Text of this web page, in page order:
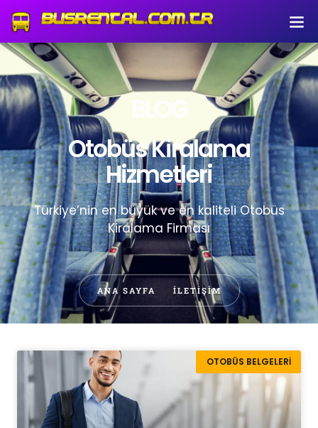
BLOG
Otobüs Kiralama
Hizmetleri
Türkiye’nin en büyük ve en kaliteli Otobüs
Kiralama Firması
ANA SAYFA İLETIŞIM
OTOBÜS BELGELERI